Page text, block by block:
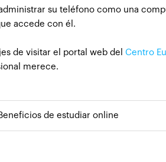
su teléfono como una
accede con él.
de visitar el portal web del Centro
merece.
de estudiar online